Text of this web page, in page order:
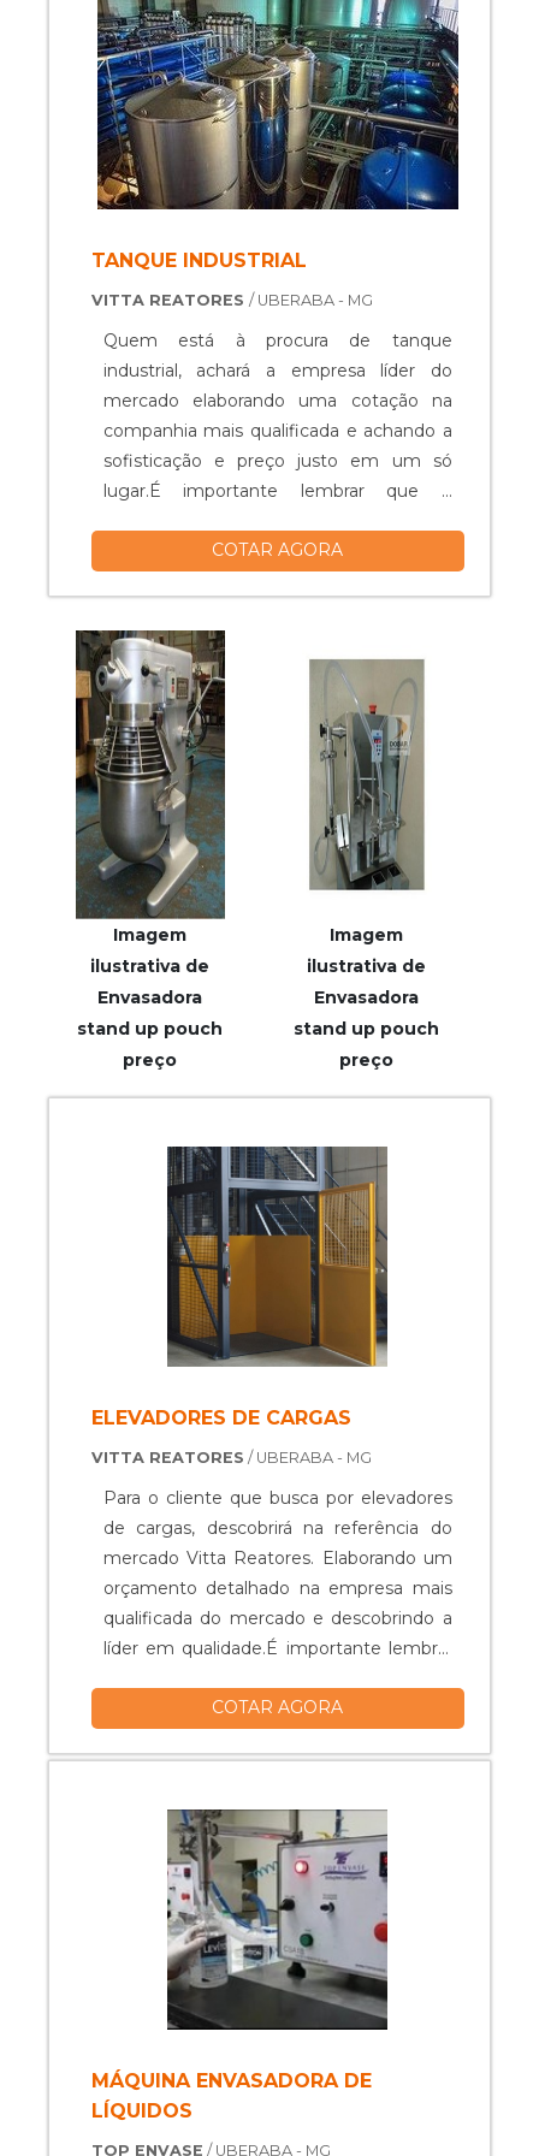
TANQUE INDUSTRIAL
VITTA REATORES / UBERABA - MG
Quem está à procura de tanque
industrial, achará a empresa líder do
mercado elaborando uma cotação na
companhia mais qualificada e achando a
sofisticação e preço justo em um só
lugar.É importante lembrar que o
empresas especializadas. Esse tipo de
prejuízos com substituições frequentes
de peças defeituosas. Assim, é possível ...
COTAR AGORA
Imagem
ilustrativa de
Envasadora
stand up pouch
preço
Imagem
ilustrativa de
Envasadora
stand up pouch
preço
ELEVADORES DE CARGAS
VITTA REATORES / UBERABA - MG
Para o cliente que busca por elevadores
de cargas, descobrirá na referência do
mercado Vitta Reatores. Elaborando um
orçamento detalhado na empresa mais
qualificada do mercado e descobrindo a
líder em qualidade.É importante lembrar
com empresas especializadas no
garantir a qualidade e durabilidade dos
substituições frequentes de peças
defeituosas. Assim, é possível poupar
gastos desnecessários.MAIS
INFORMAÇÕES RELEVANTES SOBRE
ELEVADORES DE CARGASQuem
precisa de elevadores de carga em uma
empresa comprometida com os serviços,
trabalha com reservatórios e mesas
rotativas, focando em tecnologia e
COTAR AGORA
MÁQUINA ENVASADORA DE
LÍQUIDOS
TOP ENVASE / UBERABA - MG